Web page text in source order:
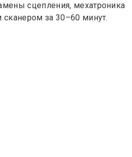
сцепления, мехатроника
за 30–60 минут.